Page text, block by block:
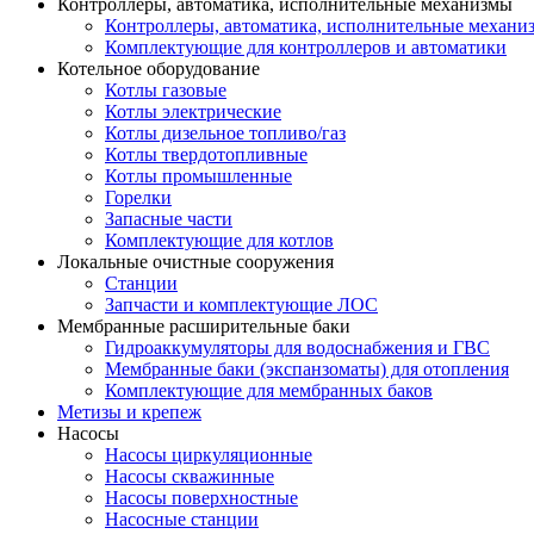
Контроллеры, автоматика, исполнительные механизмы
Контроллеры, автоматика, исполнительные
Комплектующие для контроллеров и автоматики
Котельное оборудование
Котлы газовые
Котлы электрические
Котлы дизельное топливо/газ
Котлы твердотопливные
Котлы промышленные
Горелки
Запасные части
Комплектующие для котлов
Локальные очистные сооружения
Станции
Запчасти и комплектующие ЛОС
Мембранные расширительные баки
Гидроаккумуляторы для водоснабжения и ГВС
Мембранные баки (экспанзоматы) для отопления
Комплектующие для мембранных баков
Метизы и крепеж
Насосы
Насосы циркуляционные
Насосы скважинные
Насосы поверхностные
Насосные станции